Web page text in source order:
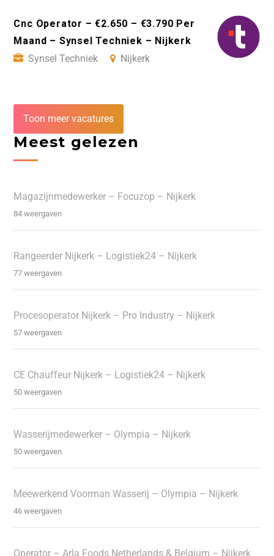
Cnc Operator – €2.650 – €3.790 Per
Maand – Synsel Techniek – Nijkerk
Synsel Techniek
Nijkerk
Toon meer vacatures
Meest gelezen
Magazijnmedewerker – Focuzop – Nijkerk
84 weergaven
Rangeerder Nijkerk – Logistiek24 – Nijkerk
77 weergaven
Procesoperator Nijkerk – Pro Industry – Nijkerk
57 weergaven
CE Chauffeur Nijkerk – Logistiek24 – Nijkerk
50 weergaven
Wasserijmedewerker – Olympia – Nijkerk
50 weergaven
Meewerkend Voorman Wasserij – Olympia – Nijkerk
46 weergaven
Operator – Arla Foods Netherlands & Belgium – Nijkerk